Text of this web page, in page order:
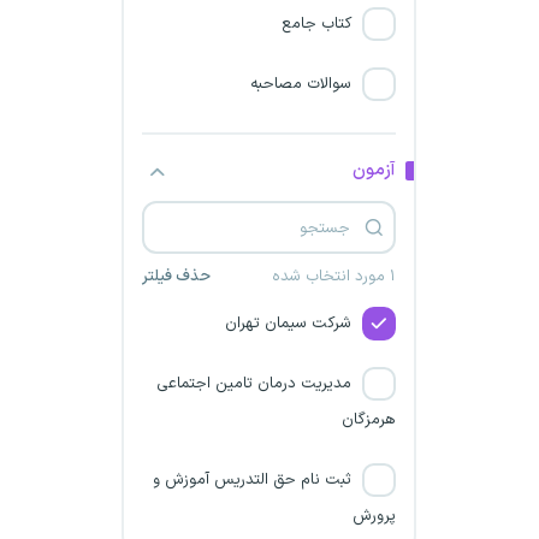
کتاب جامع
سوالات مصاحبه
آزمون
۱ مورد انتخاب شده
حذف فیلتر
شرکت سیمان تهران
مدیریت درمان تامین اجتماعی
هرمزگان
ثبت نام حق التدریس آموزش و
پرورش